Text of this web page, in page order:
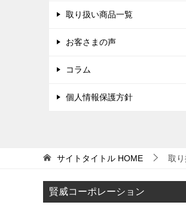
取り扱い商品一覧
お客さまの声
コラム
個人情報保護方針
サイトタイトル HOME 取
賢威コーポレーション